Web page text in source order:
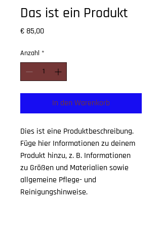
Das ist ein Produkt
€ 85,00Preis
Anzahl *
In den Warenkorb
Dies ist eine Produktbeschreibung.
Füge hier Informationen zu deinem
Produkt hinzu, z. B. Informationen
zu Größen und Materialien sowie
allgemeine Pflege- und
Reinigungshinweise.